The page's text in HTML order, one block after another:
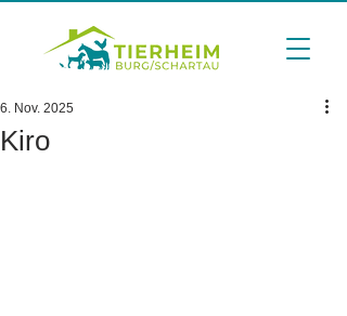
Kiro
6. Nov. 2025